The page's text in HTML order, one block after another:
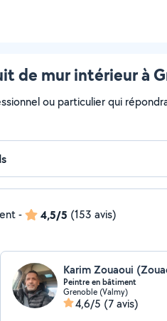
de mur intérieur à
ou particulier qui
- 4,5/5 (153 avis)
Peintre en bâtiment
Grenoble (Valmy)
4,6/5 (7 avis)